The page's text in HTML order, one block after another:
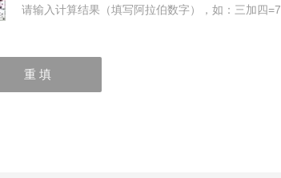
请输入计算结果（填写阿拉伯数字），如：三加四=7